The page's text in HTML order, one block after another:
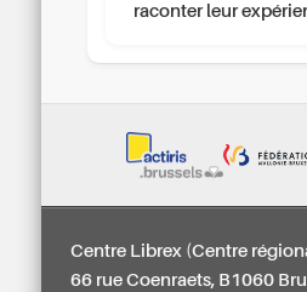
raconter leur
Centre Librex (Centre
66 rue Coenraets, B1060